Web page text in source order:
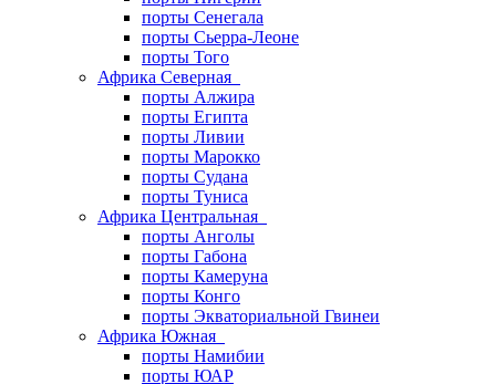
порты Сенегала
порты Сьерра-Леоне
порты Того
Африка Северная
порты Алжира
порты Египта
порты Ливии
порты Марокко
порты Судана
порты Туниса
Африка Центральная
порты Анголы
порты Габона
порты Камеруна
порты Конго
порты Экваториальной Гвинеи
Африка Южная
порты Намибии
порты ЮАР